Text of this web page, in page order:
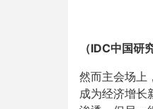
（IDC中国研
然而主会场上
成为经济增长